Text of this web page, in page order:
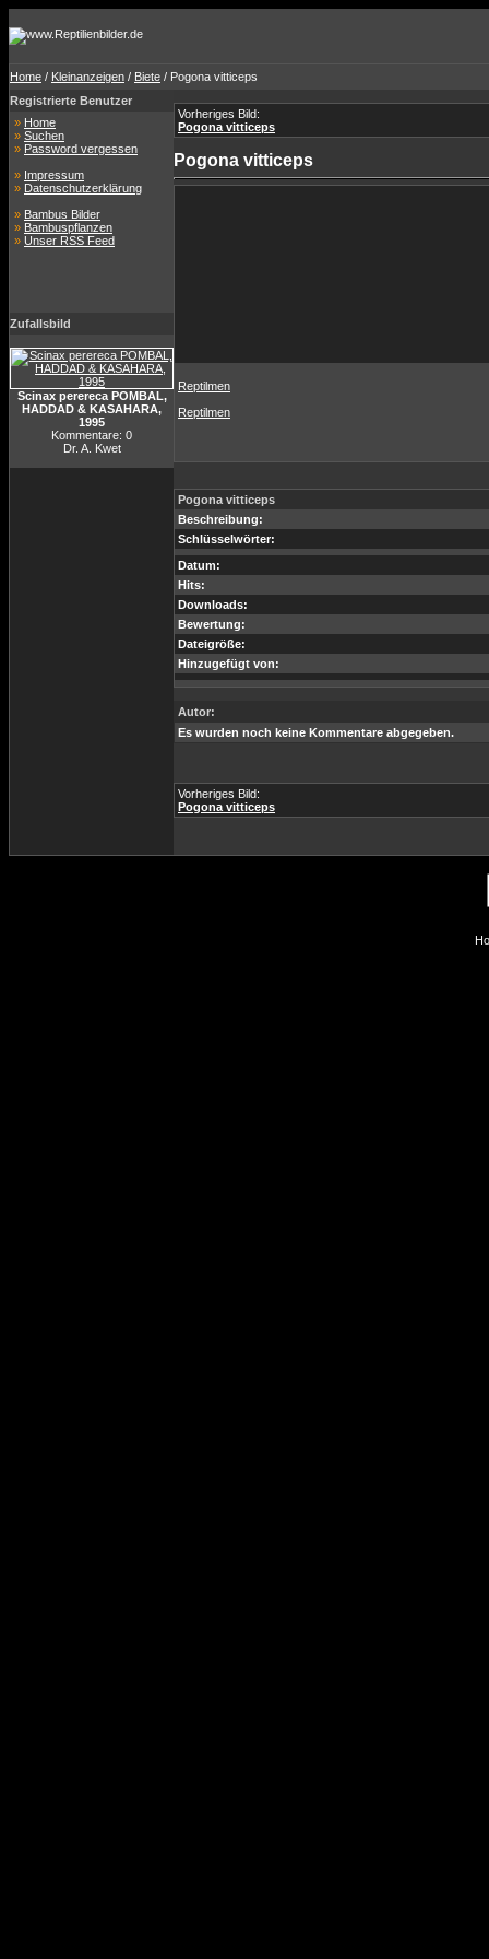
Home / Kleinanzeigen / Biete / Pogona vitticeps
Registrierte Benutzer
» Home
» Suchen
» Password vergessen
» Impressum
» Datenschutzerklärung
» Bambus Bilder
» Bambuspflanzen
» Unser RSS Feed
Zufallsbild
Scinax perereca POMBAL,
HADDAD & KASAHARA,
1995
Kommentare: 0
Dr. A. Kwet
Vorheriges Bild:
Pogona vitticeps
Pogona vitticeps
Reptilmen
Reptilmen
Pogona vitticeps
Beschreibung:
Schlüsselwörter:
Datum:
Hits:
Downloads:
Bewertung:
Dateigröße:
Hinzugefügt von:
Autor:
Es wurden noch keine Kommentare abgegeben.
Vorheriges Bild:
Pogona vitticeps